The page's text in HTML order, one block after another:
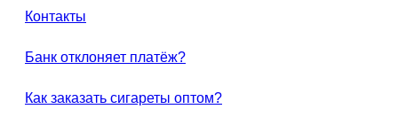
Контакты
Банк отклоняет платёж?
Как заказать сигареты оптом?